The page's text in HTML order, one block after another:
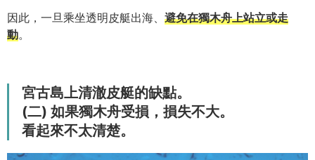
因此，一旦乘坐透明皮艇出海、 避免在獨木舟上站立或走
動。
宮古島上清澈皮艇的缺點。
(二) 如果獨木舟受損，損失不大。
看起來不太清楚。